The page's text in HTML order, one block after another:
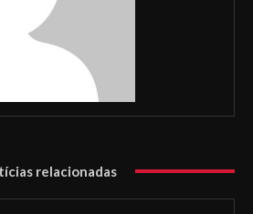
relacionadas